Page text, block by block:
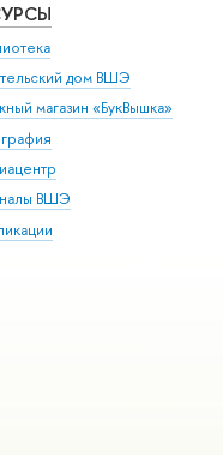
дом ВШЭ
магазин «БукВышка»
ВШЭ